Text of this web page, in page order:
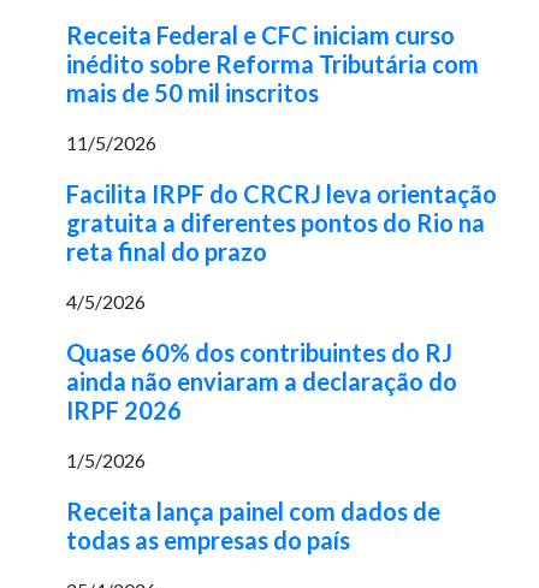
Receita Federal e CFC iniciam curso
inédito sobre Reforma Tributária com
mais de 50 mil inscritos
11/5/2026
Facilita IRPF do CRCRJ leva orientação
gratuita a diferentes pontos do Rio na
reta final do prazo
4/5/2026
Quase 60% dos contribuintes do RJ
ainda não enviaram a declaração do
IRPF 2026
1/5/2026
Receita lança painel com dados de
todas as empresas do país